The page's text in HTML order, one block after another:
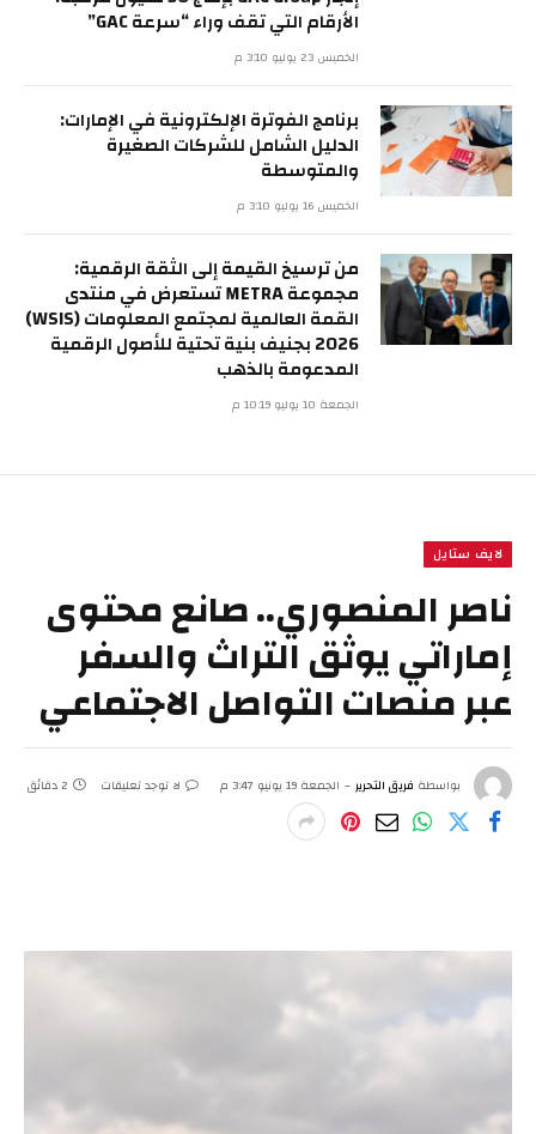
الأرقام التي تقف وراء “سرعة GAC”
الخميس 23 يوليو 3:10 م
برنامج الفوترة الإلكترونية في الإمارات:
الدليل الشامل للشركات الصغيرة
والمتوسطة
الخميس 16 يوليو 3:10 م
من ترسيخ القيمة إلى الثقة الرقمية:
مجموعة METRA تستعرض في منتدى
القمة العالمية لمجتمع المعلومات (WSIS)
2026 بجنيف بنية تحتية للأصول الرقمية
المدعومة بالذهب
الجمعة 10 يوليو 10:19 م
لايف ستايل
ناصر المنصوري.. صانع محتوى
إماراتي يوثق التراث والسفر
عبر منصات التواصل الاجتماعي
بواسطة فريق التحرير الجمعة 19 يونيو 3:47 م لا توجد تعليقات 2 دقائق